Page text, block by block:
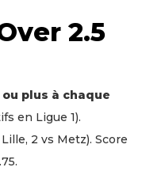
2.5
plus à chaque
en Ligue 1).
2 vs Metz). Score